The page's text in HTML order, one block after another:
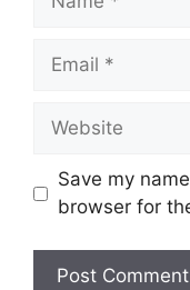
Email
Website
Save my
browser for